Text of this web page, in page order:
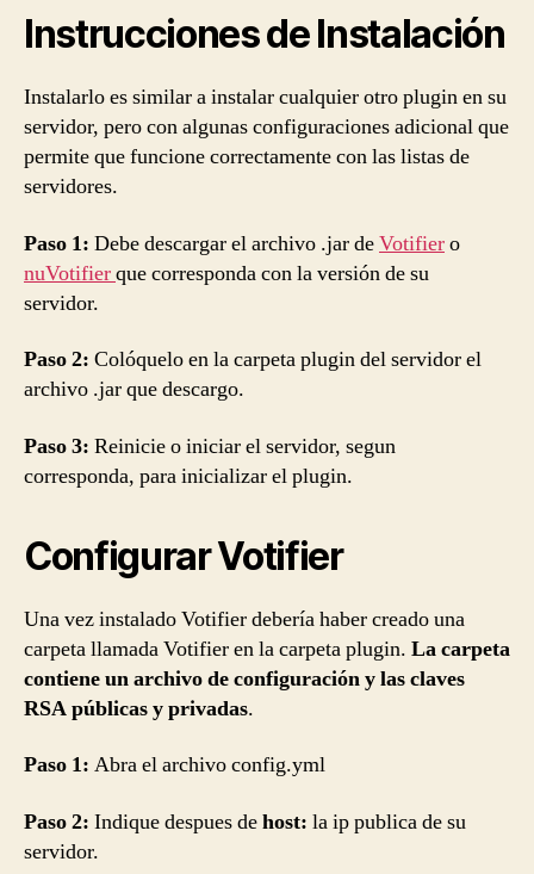
Instrucciones de Instalación
Instalarlo es similar a instalar cualquier otro plugin en su
servidor, pero con algunas configuraciones adicional que
permite que funcione correctamente con las listas de
servidores.
Paso 1: Debe descargar el archivo .jar deVotifiero
nuVotifierque corresponda con la versión de su
servidor.
Paso 2: Colóquelo en la carpeta plugin del servidor el
archivo .jar que descargo.
Paso 3: Reinicie o iniciar el servidor, segun
corresponda, para inicializar el plugin.
Configurar Votifier
Una vez instalado Votifier debería haber creado una
carpeta llamada Votifier en la carpeta plugin. La carpeta
contiene un archivo de configuración y las claves
RSA públicas y privadas.
Paso 1: Abra el archivo config.yml
Paso 2: Indique despues dehost: la ip publica de su
servidor.